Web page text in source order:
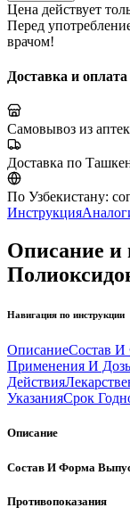
Цена действует
Перед
врачом!
Доставка и оплата
Самовывоз из
Доставка по
По Узбекистану:
Инструкция
Описание и
Навигация по инструкции
ОписаниеСостав
Применения И
Действия
УказанияСрок
Описание
Состав И Форма
Противопоказания